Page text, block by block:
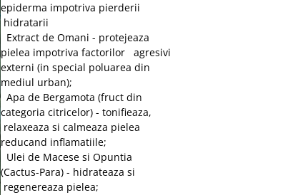
epiderma impotriva pierderii
hidratarii
Extract de Omani - protejeaza
pielea impotriva factorilor agresivi
externi (in special poluarea din
mediul urban);
Apa de Bergamota (fruct din
categoria citricelor) - tonifieaza,
relaxeaza si calmeaza pielea
reducand inflamatiile;
Ulei de Macese si Opuntia
(Cactus-Para) - hidrateaza si
regenereaza pielea;